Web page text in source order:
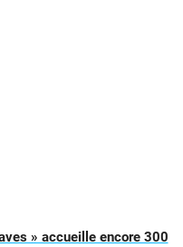
» accueille encore 300